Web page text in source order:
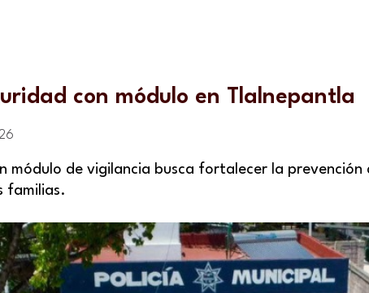
con módulo en Tlalnepantla
módulo de vigilancia busca fortalecer la
familias.